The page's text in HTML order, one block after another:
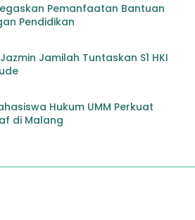
Pemanfaatan Bantuan
Pendidikan
Jamilah Tuntaskan S1 HKI
Hukum UMM Perkuat
di Malang